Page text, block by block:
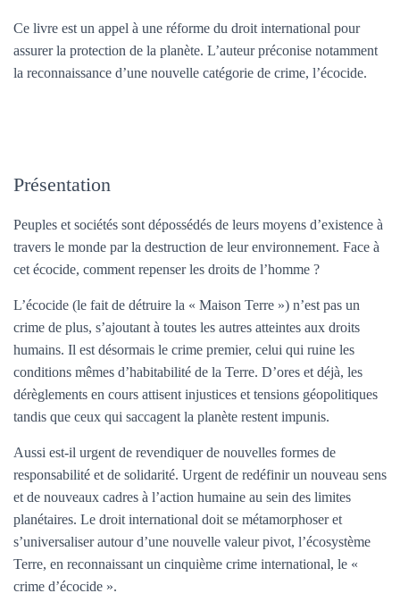
Ce livre est un appel à une réforme du droit international pour
assurer la protection de la planète. L’auteur préconise notamment
la reconnaissance d’une nouvelle catégorie de crime, l’écocide.
Présentation
Peuples et sociétés sont dépossédés de leurs moyens d’existence à
travers le monde par la destruction de leur environnement. Face à
cet écocide, comment repenser les droits de l’homme ?
L’écocide (le fait de détruire la « Maison Terre ») n’est pas un
crime de plus, s’ajoutant à toutes les autres atteintes aux droits
humains. Il est désormais le crime premier, celui qui ruine les
conditions mêmes d’habitabilité de la Terre. D’ores et déjà, les
dérèglements en cours attisent injustices et tensions géopolitiques
tandis que ceux qui saccagent la planète restent impunis.
Aussi est-il urgent de revendiquer de nouvelles formes de
responsabilité et de solidarité. Urgent de redéfinir un nouveau sens
et de nouveaux cadres à l’action humaine au sein des limites
planétaires. Le droit international doit se métamorphoser et
s’universaliser autour d’une nouvelle valeur pivot, l’écosystème
Terre, en reconnaissant un cinquième crime international, le «
crime d’écocide ».